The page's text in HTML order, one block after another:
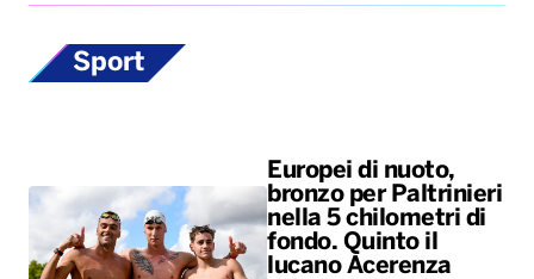
Sport
Europei di nuoto,
bronzo per Paltrinieri
nella 5 chilometri di
fondo. Quinto il
lucano Acerenza